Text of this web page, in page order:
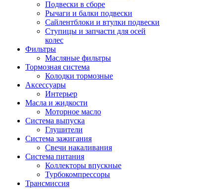
Подвески в сборе
Рычаги и балки подвески
Сайлентблоки и втулки подвески
Ступицы и запчасти для осей
колес
Фильтры
Масляные фильтры
Тормозная система
Колодки тормозные
Аксессуары
Интерьер
Масла и жидкости
Моторное масло
Система выпуска
Глушители
Система зажигания
Свечи накаливания
Система питания
Коллекторы впускные
Турбокомпрессоры
Трансмиссия